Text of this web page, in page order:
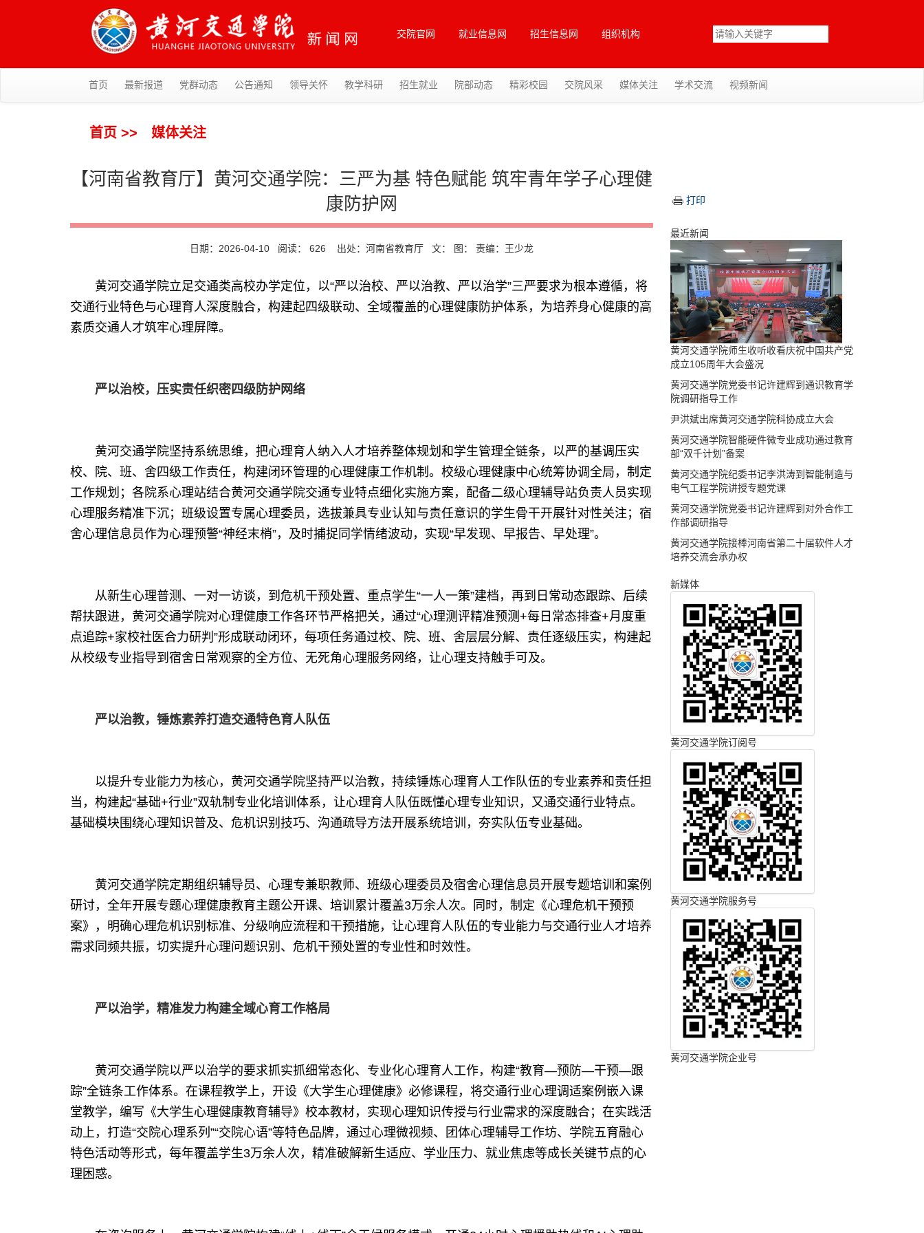
交院官网 就业信息网 招生信息网 组织机构
首页 最新报道 党群动态 公告通知 领导关怀 教学科研 招生就业 院部动态 精彩校园 交院风采 媒体关注 学术交流 视频新闻
首页 >> 媒体关注
【河南省教育厅】黄河交通学院：三严为基 特色赋能 筑牢青年学子心理健
康防护网
日期：2026-04-10 阅读： 626 出处：河南省教育厅 文： 图： 责编：王少龙
黄河交通学院立足交通类高校办学定位，以“严以治校、严以治教、严以治学”三严要求为根本遵循，将
交通行业特色与心理育人深度融合，构建起四级联动、全域覆盖的心理健康防护体系，为培养身心健康的高
素质交通人才筑牢心理屏障。
严以治校，压实责任织密四级防护网络
黄河交通学院坚持系统思维，把心理育人纳入人才培养整体规划和学生管理全链条，以严的基调压实
校、院、班、舍四级工作责任，构建闭环管理的心理健康工作机制。校级心理健康中心统筹协调全局，制定
工作规划；各院系心理站结合黄河交通学院交通专业特点细化实施方案，配备二级心理辅导站负责人员实现
心理服务精准下沉；班级设置专属心理委员，选拔兼具专业认知与责任意识的学生骨干开展针对性关注；宿
舍心理信息员作为心理预警“神经末梢”，及时捕捉同学情绪波动，实现“早发现、早报告、早处理”。
从新生心理普测、一对一访谈，到危机干预处置、重点学生“一人一策”建档，再到日常动态跟踪、后续
帮扶跟进，黄河交通学院对心理健康工作各环节严格把关，通过“心理测评精准预测+每日常态排查+月度重
点追踪+家校社医合力研判”形成联动闭环，每项任务通过校、院、班、舍层层分解、责任逐级压实，构建起
从校级专业指导到宿舍日常观察的全方位、无死角心理服务网络，让心理支持触手可及。
严以治教，锤炼素养打造交通特色育人队伍
以提升专业能力为核心，黄河交通学院坚持严以治教，持续锤炼心理育人工作队伍的专业素养和责任担
当，构建起“基础+行业”双轨制专业化培训体系，让心理育人队伍既懂心理专业知识，又通交通行业特点。
基础模块围绕心理知识普及、危机识别技巧、沟通疏导方法开展系统培训，夯实队伍专业基础。
黄河交通学院定期组织辅导员、心理专兼职教师、班级心理委员及宿舍心理信息员开展专题培训和案例
研讨，全年开展专题心理健康教育主题公开课、培训累计覆盖3万余人次。同时，制定《心理危机干预预
案》，明确心理危机识别标准、分级响应流程和干预措施，让心理育人队伍的专业能力与交通行业人才培养
需求同频共振，切实提升心理问题识别、危机干预处置的专业性和时效性。
严以治学，精准发力构建全域心育工作格局
黄河交通学院以严以治学的要求抓实抓细常态化、专业化心理育人工作，构建“教育—预防—干预—跟
踪”全链条工作体系。在课程教学上，开设《大学生心理健康》必修课程，将交通行业心理调适案例嵌入课
堂教学，编写《大学生心理健康教育辅导》校本教材，实现心理知识传授与行业需求的深度融合；在实践活
动上，打造“交院心理系列”“交院心语”等特色品牌，通过心理微视频、团体心理辅导工作坊、学院五育融心
特色活动等形式，每年覆盖学生3万余人次，精准破解新生适应、学业压力、就业焦虑等成长关键节点的心
理困惑。
打印
最近新闻
黄河交通学院师生收听收看庆祝中国共产党
成立105周年大会盛况
黄河交通学院党委书记许建辉到通识教育学
院调研指导工作
尹洪斌出席黄河交通学院科协成立大会
黄河交通学院智能硬件微专业成功通过教育
部“双千计划”备案
黄河交通学院纪委书记李洪涛到智能制造与
电气工程学院讲授专题党课
黄河交通学院党委书记许建辉到对外合作工
作部调研指导
黄河交通学院接棒河南省第二十届软件人才
培养交流会承办权
新媒体
黄河交通学院订阅号
黄河交通学院服务号
黄河交通学院企业号